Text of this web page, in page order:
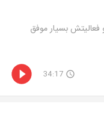
فعالیتش بسیار موفق
34:17